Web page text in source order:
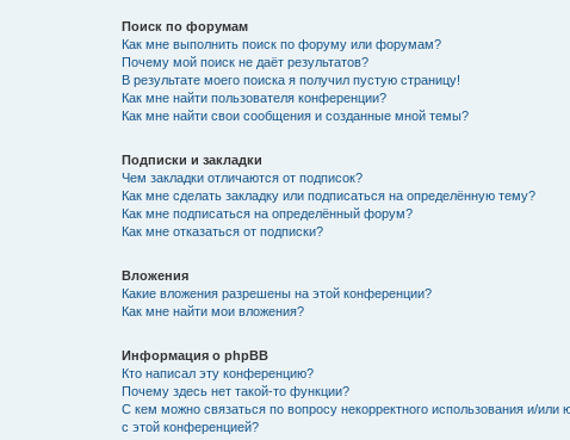
Поиск по форумам
Как мне выполнить поиск по форуму или форумам?
Почему мой поиск не даёт результатов?
В результате моего поиска я получил пустую страницу!
Как мне найти пользователя конференции?
Как мне найти свои сообщения и созданные мной темы?
Подписки и закладки
Чем закладки отличаются от подписок?
Как мне сделать закладку или подписаться на определённую тему?
Как мне подписаться на определённый форум?
Как мне отказаться от подписки?
Вложения
Какие вложения разрешены на этой конференции?
Как мне найти мои вложения?
Информация о phpBB
Кто написал эту конференцию?
Почему здесь нет такой-то функции?
С кем можно связаться по вопросу некорректного использования и/или
с этой конференцией?